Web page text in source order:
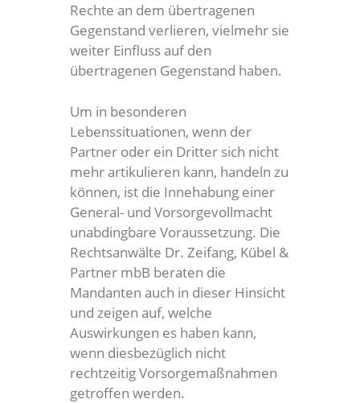
Rechte an dem übertragenen
Gegenstand verlieren, vielmehr sie
weiter Einfluss auf den
übertragenen Gegenstand haben.
Um in besonderen
Lebenssituationen, wenn der
Partner oder ein Dritter sich nicht
mehr artikulieren kann, handeln zu
können, ist die Innehabung einer
General- und Vorsorgevollmacht
unabdingbare Voraussetzung. Die
Rechtsanwälte Dr. Zeifang, Kübel &
Partner mbB beraten die
Mandanten auch in dieser Hinsicht
und zeigen auf, welche
Auswirkungen es haben kann,
wenn diesbezüglich nicht
rechtzeitig Vorsorgemaßnahmen
getroffen werden.